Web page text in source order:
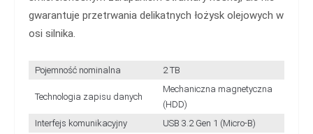
gwarantuje przetrwania delikatnych łożysk olejowych w
osi silnika.
Pojemność nominalna 2 TB
Technologia zapisu danych
Mechaniczna magnetyczna
(HDD)
Interfejs komunikacyjny
USB 3.2 Gen 1 (Micro-B)